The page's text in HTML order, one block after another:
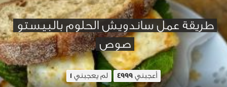
طريقة عمل ساندويش الحلوم بالبيستو
صوص
أعجبني 4999 لم يعجبني 1